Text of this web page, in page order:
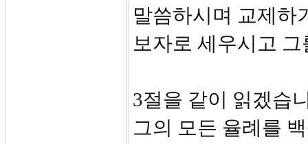
말씀하시며 교제하
보자로 세우시고
3절을 같이 읽겠습
그의 모든 율례를